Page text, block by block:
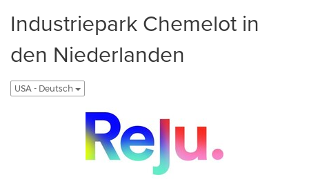
Industriepark Chemelot in
den Niederlanden
USA - Deutsch